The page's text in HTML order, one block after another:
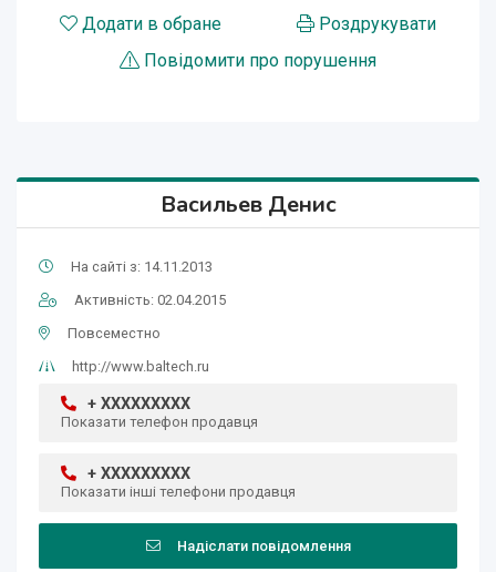
Додати в обране
Роздрукувати
Повідомити про порушення
Васильев Денис
На сайті з: 14.11.2013
Активність: 02.04.2015
Повсеместно
http://www.baltech.ru
+ XXXXXXXXX
Показати телефон продавця
+ XXXXXXXXX
Показати інші телефони продавця
Надіслати повідомлення